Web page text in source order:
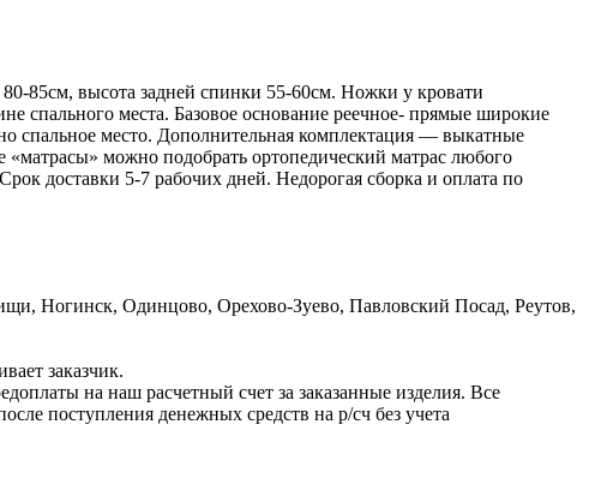
85см, высота задней спинки 55-60см. Ножки у кровати
спального места. Базовое основание реечное- прямые широкие
спальное место. Дополнительная комплектация — выкатные
можно подобрать ортопедический матрас любого
доставки 5-7 рабочих дней. Недорогая сборка и оплата по
Ногинск, Одинцово, Орехово-Зуево, Павловский Посад, Реутов,
заказчик.
на наш расчетный счет за заказанные изделия. Все
поступления денежных средств на р/сч без учета